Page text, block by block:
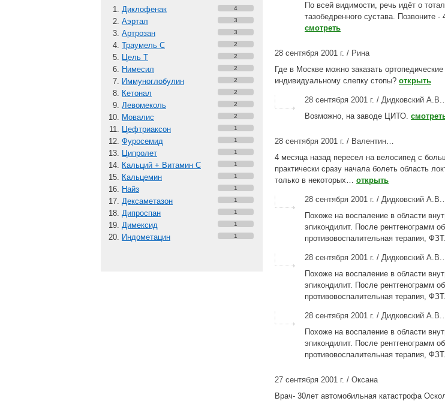
Диклофенак 4
Аэртал 3
Артрозан 3
Траумель С 2
Цель Т 2
Нимесил 2
Иммуноглобулин 2
Кетонал 2
Левомеколь 2
Мовалис 2
Цефтриаксон 1
Фуросемид 1
Ципролет 1
Кальций + Витамин C 1
Кальцемин 1
Найз 1
Дексаметазон 1
Дипроспан 1
Димексид 1
Индометацин 1
По всей видимости, речь идёт о
тазобедренного сустава. Позвоните
смотреть
28 сентября 2001 г. / Рина
Где в Москве можно заказать
индивидуальному слепку стопы? открыть
28 сентября 2001 г. / Дидковский
Возможно, на заводе ЦИТО.
28 сентября 2001 г. / Валентин…
4 месяца назад пересел на велосипед с
практически сразу начала болеть область
только в некоторых… открыть
28 сентября 2001 г. / Дидковский
Похоже на воспаление в области
эпикондилит. После рентгенограмм
противовоспалительная терапия, ФЗТ.
28 сентября 2001 г. / Дидковский
Похоже на воспаление в области
эпикондилит. После рентгенограмм
противовоспалительная терапия, ФЗТ.
28 сентября 2001 г. / Дидковский
Похоже на воспаление в области
эпикондилит. После рентгенограмм
противовоспалительная терапия, ФЗТ.
27 сентября 2001 г. / Оксана
Врач- 30лет автомобильная катастрофа